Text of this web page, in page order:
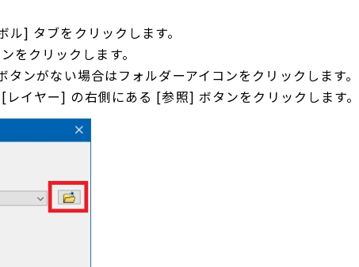
] タブをクリックします。
をクリックします。
ンがない場合はフォルダーアイコンをクリックします。
イヤー] の右側にある [参照] ボタンをクリックします。